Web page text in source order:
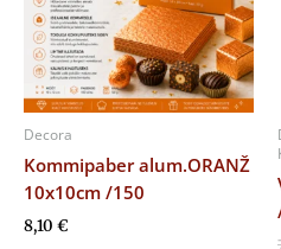
Decora
Kommipaber alum.ORANŽ
10x10cm /150
8,10 €